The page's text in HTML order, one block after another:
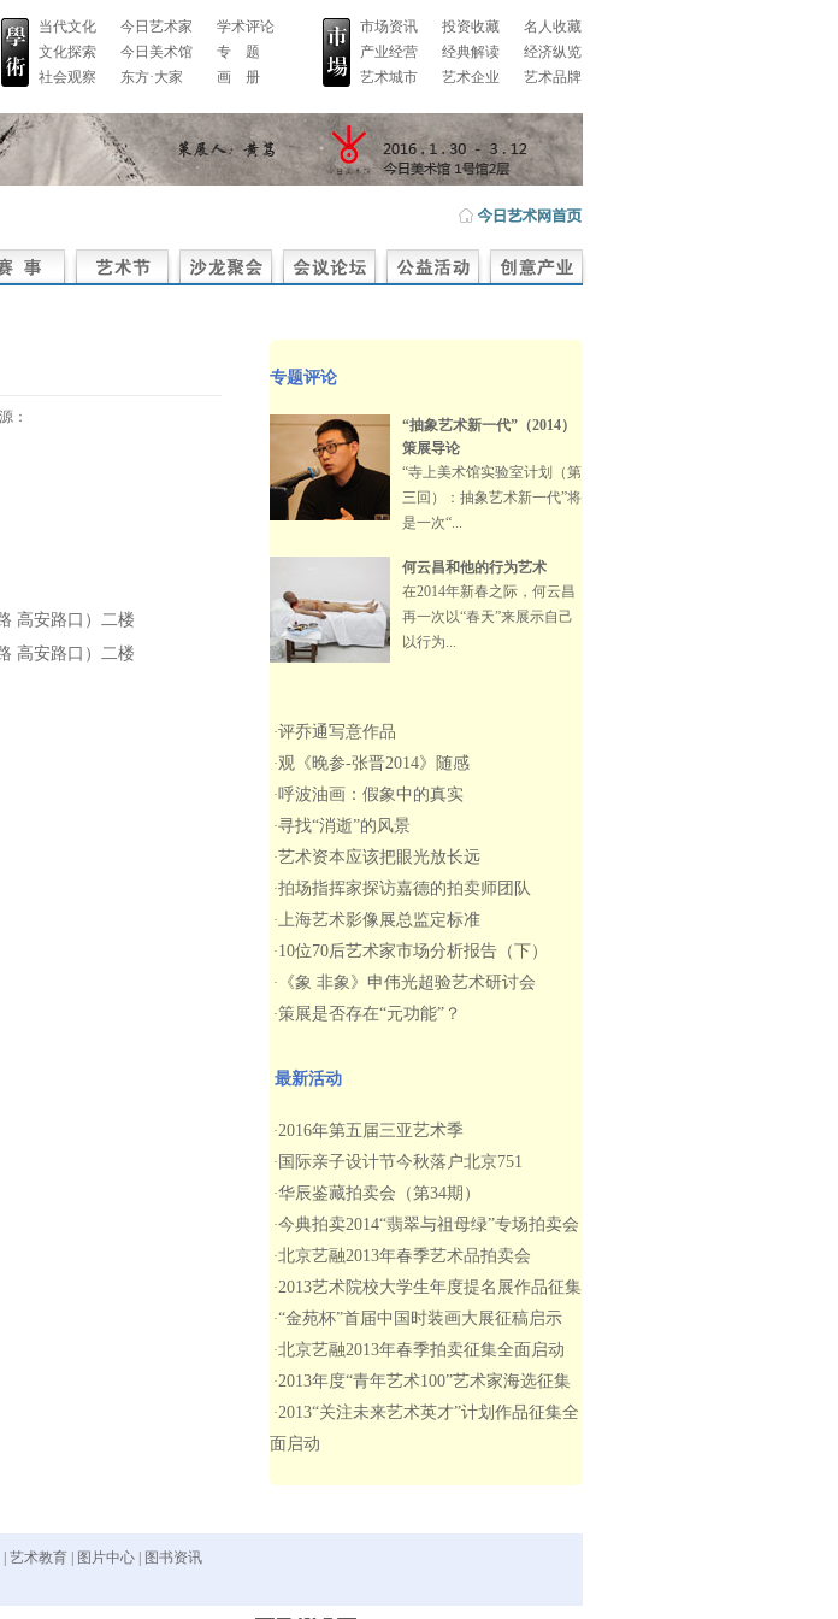
当代文化
文化探索
社会观察
今日艺术家
今日美术馆
东方·大家
学术评论
专 题
画 册
市场资讯
产业经营
艺术城市
投资收藏
经典解读
艺术企业
名人收藏
经济纵览
艺术品牌
高安路口）二楼
高安路口）二楼
专题评论
“抽象艺术新一代”（2014）
策展导论
“寺上美术馆实验室计划（第
三回）：抽象艺术新一代”将
是一次“...
何云昌和他的行为艺术
在2014年新春之际，何云昌
再一次以“春天”来展示自己
以行为...
·评乔通写意作品
·观《晚参-张晋2014》随感
·呼波油画：假象中的真实
·寻找“消逝”的风景
·艺术资本应该把眼光放长远
·拍场指挥家探访嘉德的拍卖师团队
·上海艺术影像展总监定标准
·10位70后艺术家市场分析报告（下）
· 《象 非象》申伟光超验艺术研讨会
·策展是否存在“元功能”？
最新活动
·2016年第五届三亚艺术季
· 国际亲子设计节今秋落户北京751
·华辰鉴藏拍卖会（第34期）
·今典拍卖2014“翡翠与祖母绿”专场拍卖会
·北京艺融2013年春季艺术品拍卖会
·2013艺术院校大学生年度提名展作品征集
·“金苑杯”首届中国时装画大展征稿启示
·北京艺融2013年春季拍卖征集全面启动
·2013年度“青年艺术100”艺术家海选征集
·2013“关注未来艺术英才”计划作品征集全
面启动
艺术教育 图片中心
图书资讯